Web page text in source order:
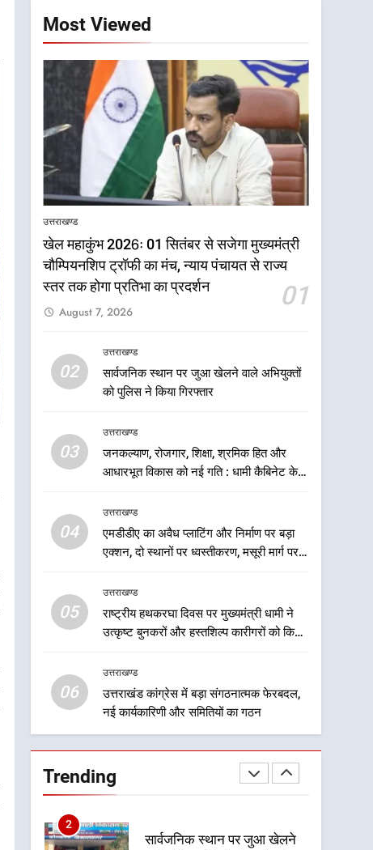
Most Viewed
उत्तराखण्ड
खेल महाकुंभ 2026ः 01 सितंबर से सजेगा मुख्यमंत्री
चौम्पियनशिप ट्रॉफी का मंच, न्याय पंचायत से राज्य
स्तर तक होगा प्रतिभा का प्रदर्शन
01
August 7, 2026
02
उत्तराखण्ड
सार्वजनिक स्थान पर जुआ खेलने वाले अभियुक्तों
को पुलिस ने किया गिरफ्तार
03
उत्तराखण्ड
जनकल्याण, रोजगार, शिक्षा, श्रमिक हित और
आधारभूत विकास को नई गति : धामी कैबिनेट के
04
उत्तराखण्ड
एमडीडीए का अवैध प्लाटिंग और निर्माण पर बड़ा
एक्शन, दो स्थानों पर ध्वस्तीकरण, मसूरी मार्ग पर
05
उत्तराखण्ड
राष्ट्रीय हथकरघा दिवस पर मुख्यमंत्री धामी ने
उत्कृष्ट बुनकरों और हस्तशिल्प कारीगरों को किया
06
उत्तराखण्ड
उत्तराखंड कांग्रेस में बड़ा संगठनात्मक फेरबदल,
नई कार्यकारिणी और समितियों का गठन
Trending
5
राष्ट्रीय हथकरघा दिवस पर
मुख्यमंत्री धामी ने उत्कृष्ट बुनकरों
6
उत्तराखंड कांग्रेस में बड़ा
संगठनात्मक फेरबदल, नई
7
मुख्यमंत्री धामी बोले- युवाओं को
हजारों पदों पर की जाएगी भर्ती
8
दिल्ली-देहरादून आर्थिक कॉरिडोर
किया निरीक्षण; समयबद्ध एवं
गुणवत्तापूर्ण निर्माण सुनिश्चित करने
ट्रॉफी का मंच, न्याय पंचायत से
राज्य स्तर तक होगा प्रतिभा का
प्रदर्शन
उत्तराखण्ड
2
सार्वजनिक स्थान पर जुआ खेलने
वाले अभियुक्तों को पुलिस ने किया
3
जनकल्याण, रोजगार, शिक्षा,